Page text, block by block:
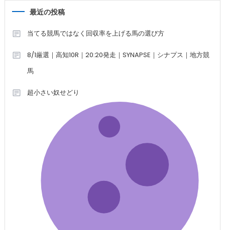
最近の投稿
当てる競馬ではなく回収率を上げる馬の選び方
8/1厳選｜高知10R｜20:20発走｜SYNAPSE｜シナプス｜地方競
馬
超小さい奴せどり